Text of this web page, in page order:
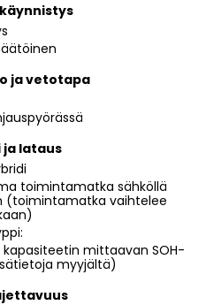
ja vetotapa
ja lataus
toimintamatka sähköllä
(toimintamatka vaihtelee
mittaavan SOH-
myyjältä)